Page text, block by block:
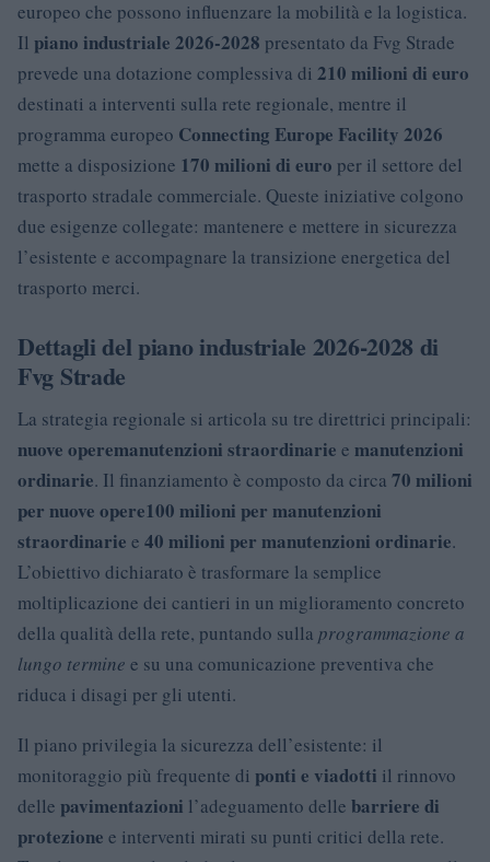
europeo che possono influenzare la mobilità e la logistica.
Il piano industriale 2026-2028 presentato da Fvg Strade
prevede una dotazione complessiva di 210 milioni di euro
destinati a interventi sulla rete regionale, mentre il
programma europeo Connecting Europe Facility 2026
mette a disposizione 170 milioni di euro per il settore del
trasporto stradale commerciale. Queste iniziative colgono
due esigenze collegate: mantenere e mettere in sicurezza
l’esistente e accompagnare la transizione energetica del
trasporto merci.
Dettagli del piano industriale 2026-2028 di
Fvg Strade
La strategia regionale si articola su tre direttrici principali:
nuove operemanutenzioni straordinarie e manutenzioni
ordinarie. Il finanziamento è composto da circa 70 milioni
per nuove opere100 milioni per manutenzioni
straordinarie e 40 milioni per manutenzioni ordinarie.
L’obiettivo dichiarato è trasformare la semplice
moltiplicazione dei cantieri in un miglioramento concreto
della qualità della rete, puntando sulla programmazione a
lungo termine e su una comunicazione preventiva che
riduca i disagi per gli utenti.
Il piano privilegia la sicurezza dell’esistente: il
monitoraggio più frequente di ponti e viadotti il rinnovo
delle pavimentazioni l’adeguamento delle barriere di
protezione e interventi mirati su punti critici della rete.